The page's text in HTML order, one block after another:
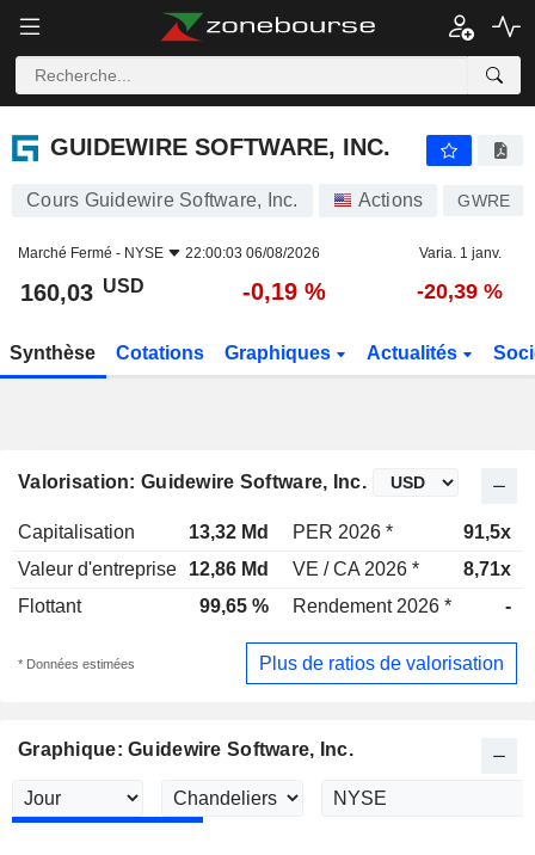
GUIDEWIRE SOFTWARE, INC.
Cours Guidewire Software, Inc. Actions GWRE
Marché Fermé - NYSE 22:00:03 06/08/2026 Varia. 1 janv.
160,03 USD -0,19 % -20,39 %
Synthèse Cotations Graphiques Actualités
Valorisation: Guidewire Software, Inc.
Capitalisation 13,32 Md PER 2026 *
91,5x
Valeur d'entreprise
12,86 Md VE / CA 2026 *
8,71x
Flottant
99,65 % Rendement 2026 * -
* Données estimées Plus de ratios de valorisation
Graphique: Guidewire Software, Inc.